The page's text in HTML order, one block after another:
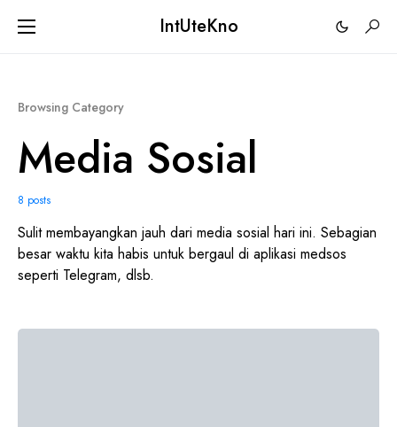
IntUteKno
Browsing Category
Media Sosial
8 posts
Sulit membayangkan jauh dari media sosial hari ini. Sebagian
besar waktu kita habis untuk bergaul di aplikasi medsos
seperti Telegram, dlsb.